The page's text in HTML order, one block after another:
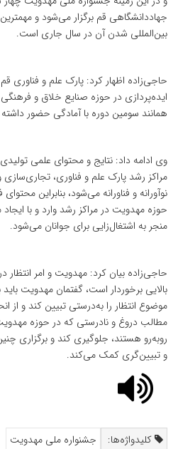
جهاددانشگاهی قم برگزار می‌شود و
بین‌المللی شدن آن در سال جاری است.
حاجی‌زاده اظهار کرد: پارک علم و فناوری قم
ایده‌پردازی در حوزه صنایع خلاق و
همانند سومین دوره با آمادگی حضور
وی ادامه داد: نتایج و محتوای علمی
مراکز رشد پارک علم و فناوری،
نوآورانه و فناورانه می‌شود، بنابراین
حوزه مهدویت در مراکز رشد وارد و با
منجر به اشتغال‌زایی برای جوانان می‌شود.
حاجی‌زاده بیان کرد: مهدویت و امر انتظار
بالایی برخوردار است، گفتمان مهدویت
موضوع انتظار را به‌درستی تبیین کند و از
مطالب دروغ و نادرستی که در حوزه
روبه‌رو هستند، جلوگیری کند و برگزاری
و تبیین‌گری کمک می‌کند.
کلیدواژه‌ها:
جشنواره ملی مهدویت